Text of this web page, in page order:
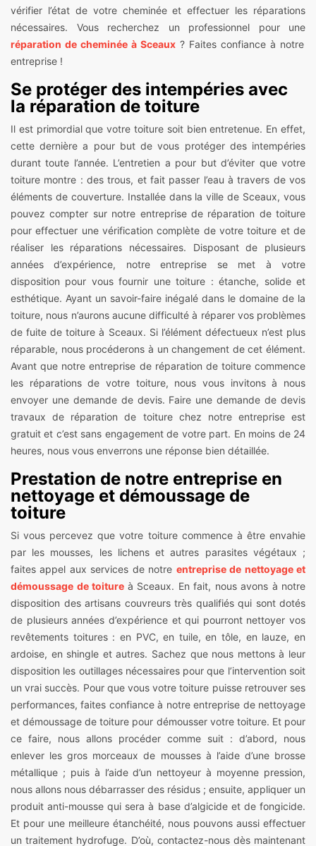
vérifier l’état de votre cheminée et effectuer les réparations
nécessaires. Vous recherchez un professionnel pour une
réparation de cheminée à Sceaux ? Faites confiance à notre
entreprise !
Se protéger des intempéries avec
la réparation de toiture
Il est primordial que votre toiture soit bien entretenue. En effet,
cette dernière a pour but de vous protéger des intempéries
durant toute l’année. L’entretien a pour but d’éviter que votre
toiture montre : des trous, et fait passer l’eau à travers de vos
éléments de couverture. Installée dans la ville de Sceaux, vous
pouvez compter sur notre entreprise de réparation de toiture
pour effectuer une vérification complète de votre toiture et de
réaliser les réparations nécessaires. Disposant de plusieurs
années d’expérience, notre entreprise se met à votre
disposition pour vous fournir une toiture : étanche, solide et
esthétique. Ayant un savoir-faire inégalé dans le domaine de la
toiture, nous n’aurons aucune difficulté à réparer vos problèmes
de fuite de toiture à Sceaux. Si l’élément défectueux n’est plus
réparable, nous procéderons à un changement de cet élément.
Avant que notre entreprise de réparation de toiture commence
les réparations de votre toiture, nous vous invitons à nous
envoyer une demande de devis. Faire une demande de devis
travaux de réparation de toiture chez notre entreprise est
gratuit et c’est sans engagement de votre part. En moins de 24
heures, nous vous enverrons une réponse bien détaillée.
Prestation de notre entreprise en
nettoyage et démoussage de
toiture
Si vous percevez que votre toiture commence à être envahie
par les mousses, les lichens et autres parasites végétaux ;
faites appel aux services de notre entreprise de nettoyage et
démoussage de toiture à Sceaux. En fait, nous avons à notre
disposition des artisans couvreurs très qualifiés qui sont dotés
de plusieurs années d’expérience et qui pourront nettoyer vos
revêtements toitures : en PVC, en tuile, en tôle, en lauze, en
ardoise, en shingle et autres. Sachez que nous mettons à leur
disposition les outillages nécessaires pour que l’intervention soit
un vrai succès. Pour que vous votre toiture puisse retrouver ses
performances, faites confiance à notre entreprise de nettoyage
et démoussage de toiture pour démousser votre toiture. Et pour
ce faire, nous allons procéder comme suit : d’abord, nous
enlever les gros morceaux de mousses à l’aide d’une brosse
métallique ; puis à l’aide d’un nettoyeur à moyenne pression,
nous allons nous débarrasser des résidus ; ensuite, appliquer un
produit anti-mousse qui sera à base d’algicide et de fongicide.
Et pour une meilleure étanchéité, nous pouvons aussi effectuer
un traitement hydrofuge. D’où, contactez-nous dès maintenant